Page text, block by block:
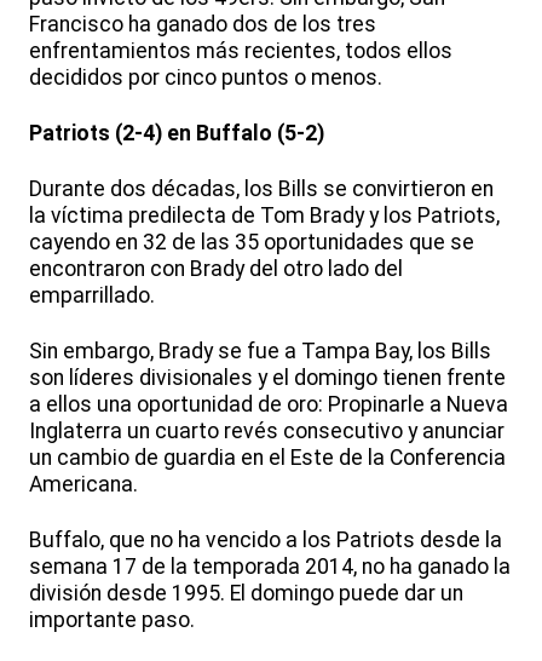
Francisco ha ganado dos de los tres
enfrentamientos más recientes, todos ellos
decididos por cinco puntos o menos.
Patriots (2-4) en Buffalo (5-2)
Durante dos décadas, los Bills se convirtieron en
la víctima predilecta de Tom Brady y los Patriots,
cayendo en 32 de las 35 oportunidades que se
encontraron con Brady del otro lado del
emparrillado.
Sin embargo, Brady se fue a Tampa Bay, los Bills
son líderes divisionales y el domingo tienen frente
a ellos una oportunidad de oro: Propinarle a Nueva
Inglaterra un cuarto revés consecutivo y anunciar
un cambio de guardia en el Este de la Conferencia
Americana.
Buffalo, que no ha vencido a los Patriots desde la
semana 17 de la temporada 2014, no ha ganado la
división desde 1995. El domingo puede dar un
importante paso.